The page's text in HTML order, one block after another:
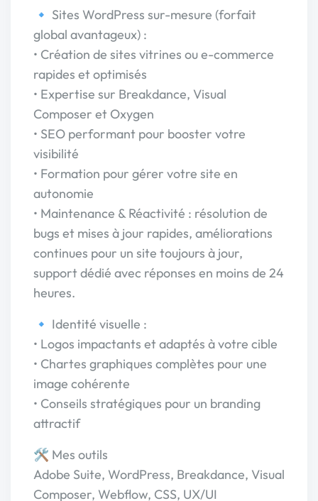
🔹 Sites WordPress sur-mesure (forfait
global avantageux) :
• Création de sites vitrines ou e-commerce
rapides et optimisés
• Expertise sur Breakdance, Visual
Composer et Oxygen
• SEO performant pour booster votre
visibilité
• Formation pour gérer votre site en
autonomie
• Maintenance & Réactivité : résolution de
bugs et mises à jour rapides, améliorations
continues pour un site toujours à jour,
support dédié avec réponses en moins de 24
heures.
🔹 Identité visuelle :
• Logos impactants et adaptés à votre cible
• Chartes graphiques complètes pour une
image cohérente
• Conseils stratégiques pour un branding
attractif
🛠️ Mes outils
Adobe Suite, WordPress, Breakdance, Visual
Composer, Webflow, CSS, UX/UI